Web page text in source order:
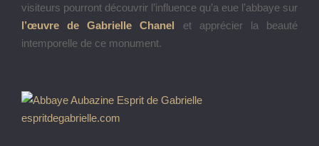
visiteurs pourront découvrir l’influence qu’a eue l’abbaye sur
l’œuvre de Gabrielle Chanel et apprécier la beauté
intemporelle de ce monument.